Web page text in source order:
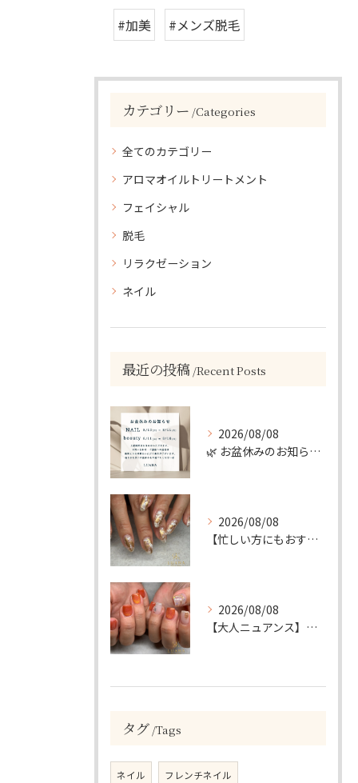
#加美 #メンズ脱毛
カテゴリー Categories
全てのカテゴリー
アロマオイルトリートメント
フェイシャル
脱毛
リラクゼーション
ネイル
最近の投稿 Recent Posts
2026/08/08
🌿 お盆休みのお知らせ 🌿
2026/08/08
【忙しい方にもおすすめ】ゴールド＆ホワイトの大人ニュアンスホイルネイル
2026/08/08
【大人ニュアンス】マグネット×ぷっくりミラーのニュアンスデザイン
タグ Tags
ネイル フレンチネイル